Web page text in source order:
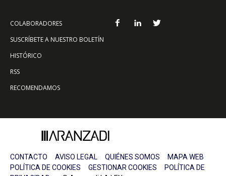
COLABORADORES
SUSCRÍBETE A NUESTRO BOLETÍN
HISTÓRICO
RSS
RECOMENDAMOS
CONTACTO AVISO LEGAL QUIÉNES SOMOS
MAPA WEB
POLÍTICA DE COOKIES
GESTIONAR COOKIES
POLÍTICA DE